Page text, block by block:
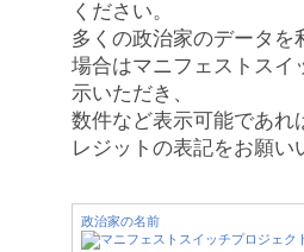
ください。
多くの政治家のデータを
場合はマニフェストスイ
示いただき、
数件など表示可能であれ
レジットの表記をお願い
政治家の名前